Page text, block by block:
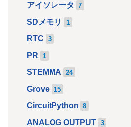
アイソレータ 7
SDメモリ 1
RTC 3
PR 1
STEMMA 24
Grove 15
CircuitPython 8
ANALOG OUTPUT 3